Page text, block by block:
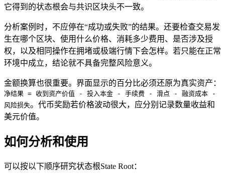
它得到的状态根会与共识区块头不一致。
分析案例时，不应停在“成功或失败”的结果。还要检查交易发
生在哪个区块、使用什么价格、消耗多少费用、是否涉及授
权，以及相同操作在拥堵或极端行情下会怎样。若只能在正常
环境中成立，结论就不具备完整风险意义。
金额换算也很重要。界面显示的百分比必须还原为真实资产：
净结果 = 收到资产价值 - 投入本金 - 手续费 - 滑点 - 融资成本 -
风险损失。代币奖励若价格波动很大，应分别记录数量收益和
美元价值。
如何分析和使用
可以按以下顺序研究状态根State Root：